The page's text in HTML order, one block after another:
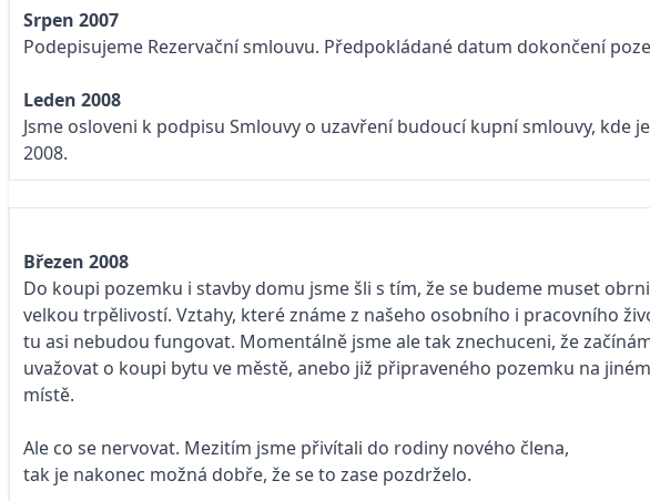
Srpen 2007
Podepisujeme Rezervační smlouvu. Předpokládané datum dokončení
Leden 2008
Jsme osloveni k podpisu Smlouvy o uzavření budoucí kupní smlouvy,
2008.
Březen 2008
Do koupi pozemku i stavby domu jsme šli s tím, že se budeme muset
velkou trpělivostí. Vztahy, které známe z našeho osobního i pracovního
tu asi nebudou fungovat. Momentálně jsme ale tak znechuceni, že
uvažovat o koupi bytu ve městě, anebo již připraveného pozemku na jiném
místě.
Ale co se nervovat. Mezitím jsme přivítali do rodiny nového člena,
tak je nakonec možná dobře, že se to zase pozdrželo.